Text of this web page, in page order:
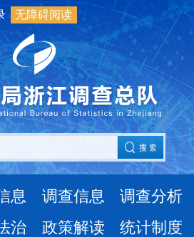
无障碍阅读
息 调查信息
调查分析
治 政策解读 统计制度